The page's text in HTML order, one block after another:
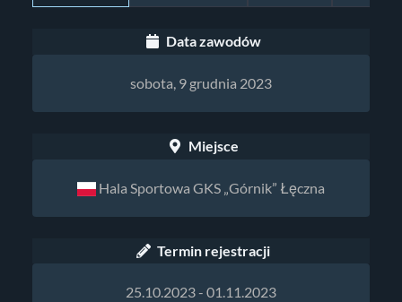
Data zawodów
sobota, 9 grudnia 2023
Miejsce
Hala Sportowa GKS „Górnik” Łęczna
Termin rejestracji
25.10.2023 - 01.11.2023